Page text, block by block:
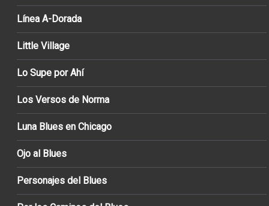
Línea A-Dorada
Little Village
Lo Supe por Ahí
Los Versos de Norma
Luna Blues en Chicago
Ojo al Blues
Personajes del Blues